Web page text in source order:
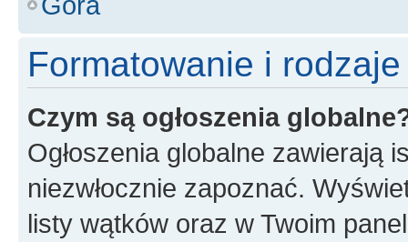
Formatowanie i
Czym są ogłoszenia
Ogłoszenia globalne zawierają
niezwłocznie zapoznać.
listy wątków oraz w Twoim